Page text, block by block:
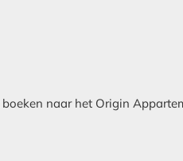
naar het Origin